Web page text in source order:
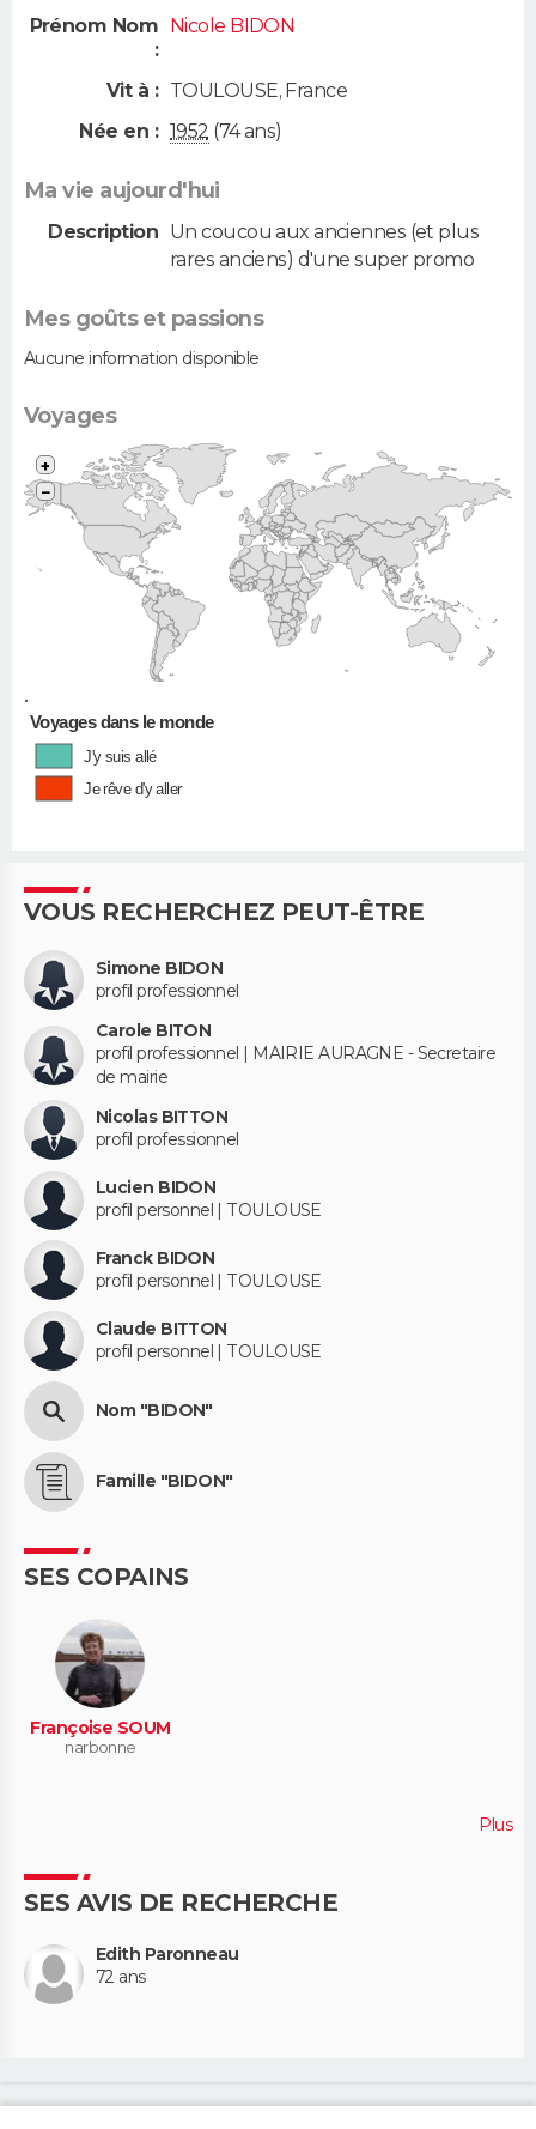
Prénom Nom
:
Nicole BIDON
Vit à : TOULOUSE, France
Née en : 1952 (74 ans)
Ma vie aujourd'hui
Description Un coucou aux anciennes (et plus
rares anciens) d'une super promo
Mes goûts et passions
Aucune information disponible
Voyages
•
+
−
Voyages dans le monde
J'y suis allé
Je rêve d'y aller
VOUS RECHERCHEZ PEUT-ÊTRE
Simone BIDON
profil professionnel
Carole BITON
profil professionnel | MAIRIE AURAGNE - Secretaire
de mairie
Nicolas BITTON
profil professionnel
Lucien BIDON
profil personnel | TOULOUSE
Franck BIDON
profil personnel | TOULOUSE
Claude BITTON
profil personnel | TOULOUSE
Nom "BIDON"
Famille "BIDON"
SES COPAINS
Françoise SOUM
narbonne
Plus
SES AVIS DE RECHERCHE
Edith Paronneau
72 ans